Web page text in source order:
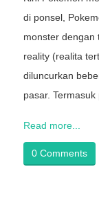
di ponsel,
monster dengan
reality (realita
diluncurkan
pasar. Termasuk
Read more...
0 Comments